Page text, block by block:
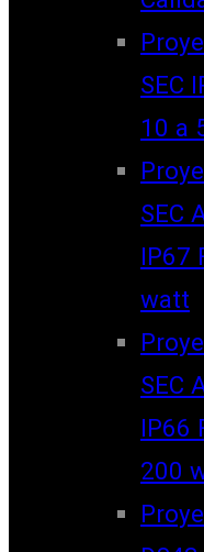
SEC
10 a
SEC
IP67
watt
SEC
IP66
200